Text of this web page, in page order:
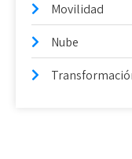
Movilidad
Nube